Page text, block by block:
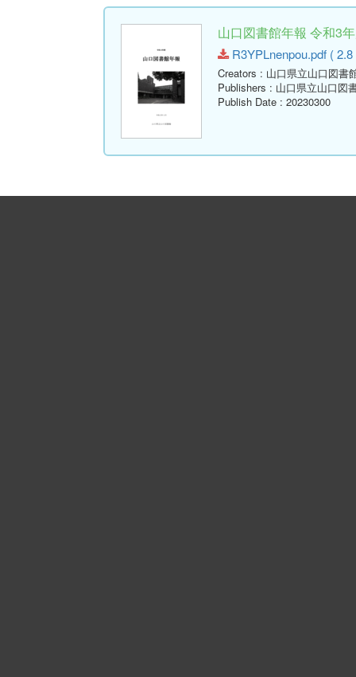
山口図書館年報 令和3
R3YPLnenpou.pdf (
Creators : 山口県立山口図書
Publishers : 山口県立山口図
Publish Date : 20230300